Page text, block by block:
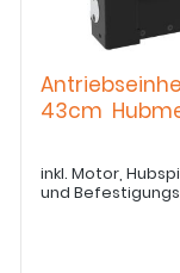
43cm
inkl. Motor,
und